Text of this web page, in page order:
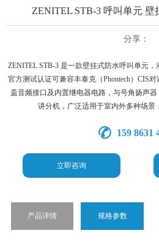
ZENITEL STB-3 呼叫单元 壁
分享：
ZENITEL STB-3 是一款壁挂式防水呼叫单元
官方测试认证可兼容丰泰克（Phontech）CIS
盖音频接口及内置继电器电路，与号角扬声
讲分机，广泛适用于室内外多种场景
159 8631
立即咨询
产品详情 规格参数